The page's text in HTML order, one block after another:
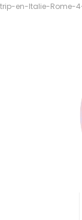
en-Italie-Rome-